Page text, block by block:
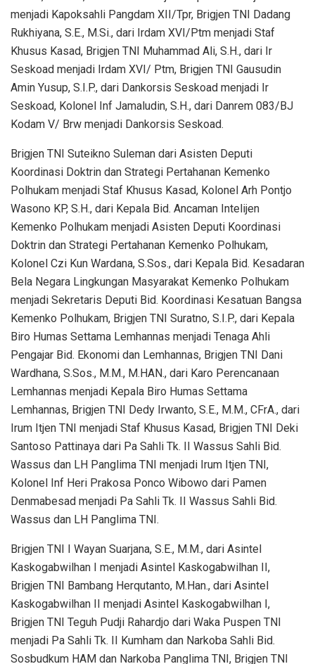
menjadi Kapoksahli Pangdam XII/Tpr, Brigjen TNI Dadang
Rukhiyana, S.E., M.Si., dari Irdam XVI/Ptm menjadi Staf
Khusus Kasad, Brigjen TNI Muhammad Ali, S.H., dari Ir
Seskoad menjadi Irdam XVI/ Ptm, Brigjen TNI Gausudin
Amin Yusup, S.I.P., dari Dankorsis Seskoad menjadi Ir
Seskoad, Kolonel Inf Jamaludin, S.H., dari Danrem 083/BJ
Kodam V/ Brw menjadi Dankorsis Seskoad.
Brigjen TNI Suteikno Suleman dari Asisten Deputi
Koordinasi Doktrin dan Strategi Pertahanan Kemenko
Polhukam menjadi Staf Khusus Kasad, Kolonel Arh Pontjo
Wasono KP, S.H., dari Kepala Bid. Ancaman Intelijen
Kemenko Polhukam menjadi Asisten Deputi Koordinasi
Doktrin dan Strategi Pertahanan Kemenko Polhukam,
Kolonel Czi Kun Wardana, S.Sos., dari Kepala Bid. Kesadaran
Bela Negara Lingkungan Masyarakat Kemenko Polhukam
menjadi Sekretaris Deputi Bid. Koordinasi Kesatuan Bangsa
Kemenko Polhukam, Brigjen TNI Suratno, S.I.P., dari Kepala
Biro Humas Settama Lemhannas menjadi Tenaga Ahli
Pengajar Bid. Ekonomi dan Lemhannas, Brigjen TNI Dani
Wardhana, S.Sos., M.M., M.HAN., dari Karo Perencanaan
Lemhannas menjadi Kepala Biro Humas Settama
Lemhannas, Brigjen TNI Dedy Irwanto, S.E., M.M., CFrA., dari
Irum Itjen TNI menjadi Staf Khusus Kasad, Brigjen TNI Deki
Santoso Pattinaya dari Pa Sahli Tk. II Wassus Sahli Bid.
Wassus dan LH Panglima TNI menjadi Irum Itjen TNI,
Kolonel Inf Heri Prakosa Ponco Wibowo dari Pamen
Denmabesad menjadi Pa Sahli Tk. II Wassus Sahli Bid.
Wassus dan LH Panglima TNI.
Brigjen TNI I Wayan Suarjana, S.E., M.M., dari Asintel
Kaskogabwilhan I menjadi Asintel Kaskogabwilhan II,
Brigjen TNI Bambang Herqutanto, M.Han., dari Asintel
Kaskogabwilhan II menjadi Asintel Kaskogabwilhan I,
Brigjen TNI Teguh Pudji Rahardjo dari Waka Puspen TNI
menjadi Pa Sahli Tk. II Kumham dan Narkoba Sahli Bid.
Sosbudkum HAM dan Narkoba Panglima TNI, Brigjen TNI